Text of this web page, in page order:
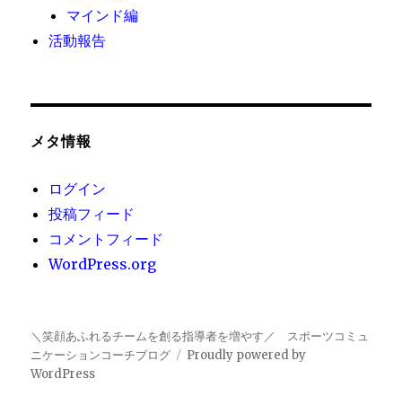
マインド編
活動報告
メタ情報
ログイン
投稿フィード
コメントフィード
WordPress.org
＼笑顔あふれるチームを創る指導者を増やす／ スポーツコミュ
ニケーションコーチブログ
Proudly powered by
WordPress